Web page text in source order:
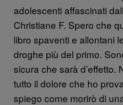
adolescenti affascinati
Christiane F. Spero che
libro spaventi e allontani
droghe più del primo.
sicura che sarà d’effetto.
tutto il dolore che ho
spiego come morirò di